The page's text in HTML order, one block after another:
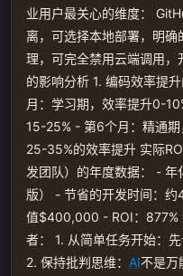
业用户最关心的维度：
离，可选择本地部署，明
理，可完全禁用云端调用
的影响分析 1. 编码效率提
月：学习期，效率提升0-
15-25% - 第6个月：精通
25-35%的效率提升 实际
发团队）的年度数据： -
版） - 节省的开发时间：
值$400,000 - ROI：877%
者： 1. 从简单任务开始：先
2. 保持批判思维： AI不是万